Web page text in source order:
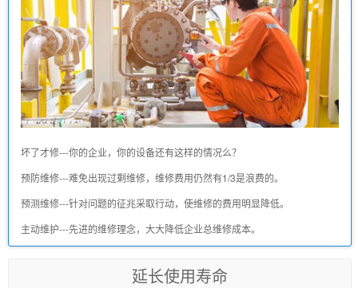
坏了才修---你的企业，你的设备还有这样的情况么？
预防维修---难免出现过剩维修，维修费用仍然有1/3是浪费的。
预测维修---针对问题的征兆采取行动，使维修的费用明显降低。
主动维护---先进的维修理念，大大降低企业总维修成本。
延长使用寿命